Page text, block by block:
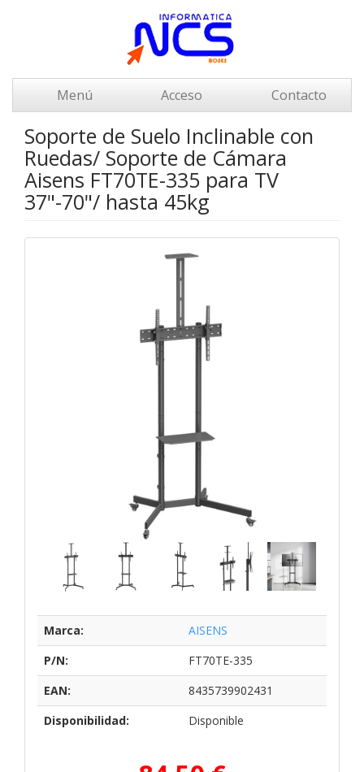
Menú Acceso Contacto
Soporte de Suelo Inclinable con
Ruedas/ Soporte de Cámara
Aisens FT70TE-335 para TV
37"-70"/ hasta 45kg
Marca:
AISENS
P/N:
FT70TE-335
EAN:
8435739902431
Disponibilidad:
Disponible